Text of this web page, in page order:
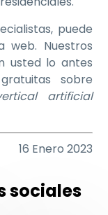
puede
web. Nuestros
usted lo antes
sobre
artificial
16 Enero 2023
sociales